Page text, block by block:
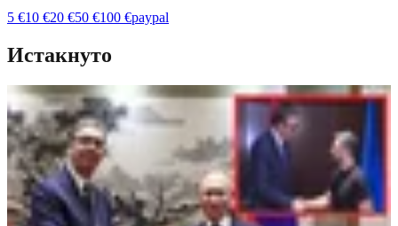
5 €10 €20 €50 €100 €paypal
Истакнуто